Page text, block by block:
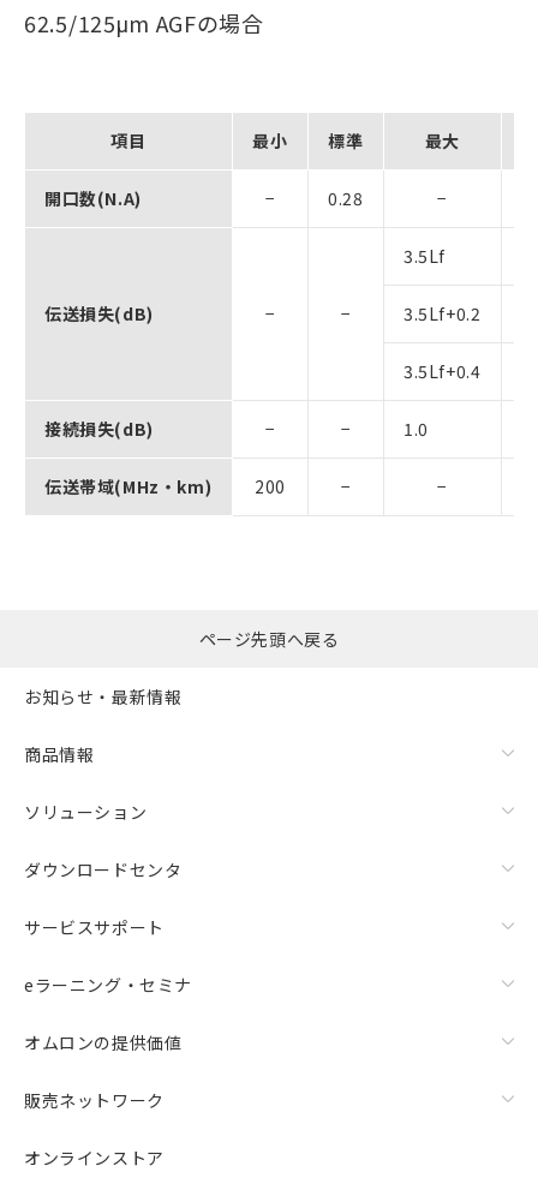
62.5/125μm AGFの場合
項目 最小 標準 最大
開口数(N.A) − 0.28 −
伝送損失(dB) − −
3.5Lf
3.5Lf+0.2
3.5Lf+0.4
接続損失(dB) − − 1.0
伝送帯域(MHz・km) 200 − −
ページ先頭へ戻る
お知らせ・最新情報
商品情報
ソリューション
ダウンロードセンタ
サービスサポート
eラーニング・セミナ
オムロンの提供価値
販売ネットワーク
オンラインストア